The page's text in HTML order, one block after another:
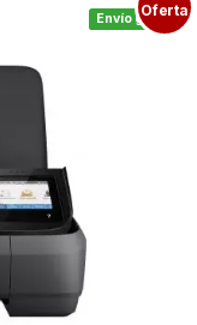
Envío gratis
Oferta